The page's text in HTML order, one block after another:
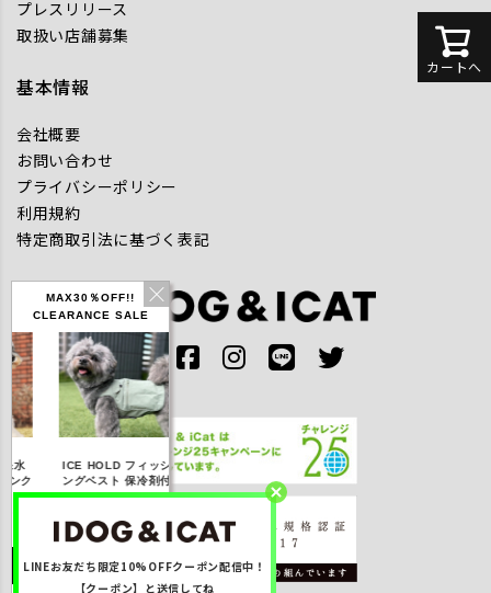
MAX30％OFF!!
CLEARANCE SALE
ICE HOLD フィッシ
ングベスト 保冷剤付
円(税込み)
詳しく見る
IDOG ICE HOLD ネ
ッククーラー 保冷剤
円(税込み)
詳しく見る
テックタンク 遮熱
UVカット
円(税込み)
詳しく見る
カートへ
プレスリリース
取扱い店舗募集
基本情報
会社概要
お問い合わせ
プライバシーポリシー
利用規約
特定商取引法に基づく表記
LINEお友だち限定10%OFFクーポン配信中！
【クーポン】と送信してね